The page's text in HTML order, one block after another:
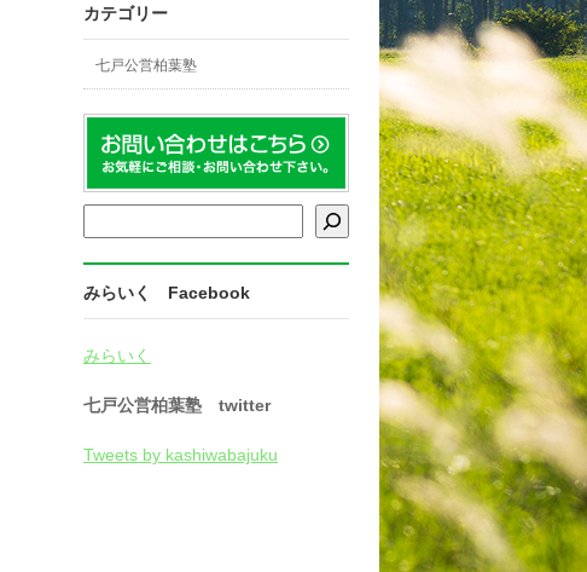
カテゴリー
七戸公営柏葉塾
みらいく Facebook
みらいく
七戸公営柏葉塾 twitter
Tweets by kashiwabajuku